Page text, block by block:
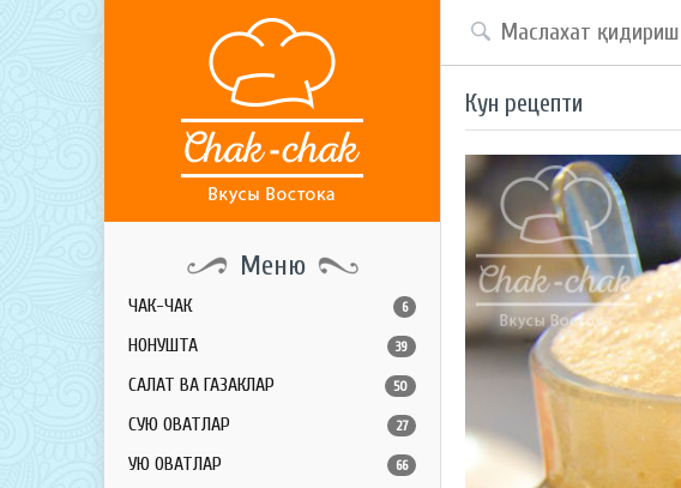
Меню
ЧАК-ЧАК 6
НОНУШТА 39
САЛАТ ВА ГАЗАКЛАР 50
СУЮҚ ОВҚАТЛАР 27
ҚУЮҚ ОВҚАТЛАР 66
Кун рецепти